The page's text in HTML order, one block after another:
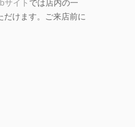
サイト では店内の一
だけます。ご来店前に